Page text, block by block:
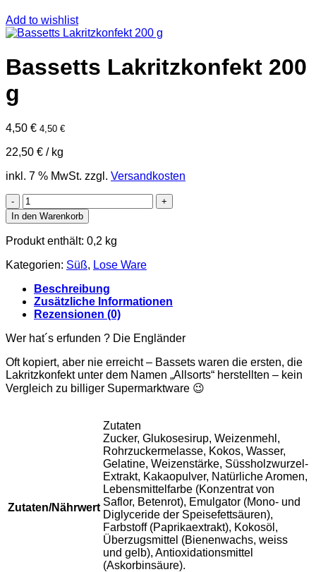
Add to wishlist
Bassetts Lakritzkonfekt 200
g
4,50 € 4,50 €
22,50 € / kg
inkl. 7 % MwSt. zzgl. Versandkosten
Bassetts
Lakritzkonfekt
200
g
In den Warenkorb
Produkt enthält: 0,2 kg
Kategorien: Süß, Lose Ware
Beschreibung
Zusätzliche Informationen
Rezensionen (0)
Wer hat´s erfunden ? Die Engländer
Oft kopiert, aber nie erreicht – Bassets waren die ersten, die
Lakritzkonfekt unter dem Namen „Allsorts“ herstellten – kein
Vergleich zu billiger Supermarktware 😉
Zutaten/Nährwert
Zutaten
Zucker, Glukosesirup, Weizenmehl,
Rohrzuckermelasse, Kokos, Wasser,
Gelatine, Weizenstärke, Süssholzwurzel-
Extrakt, Kakaopulver, Natürliche Aromen,
Lebensmittelfarbe (Konzentrat von
Saflor, Betenrot), Emulgator (Mono- und
Diglyceride der Speisefettsäuren),
Farbstoff (Paprikaextrakt), Kokosöl,
Überzugsmittel (Bienenwachs, weiss
und gelb), Antioxidationsmittel
(Askorbinsäure).